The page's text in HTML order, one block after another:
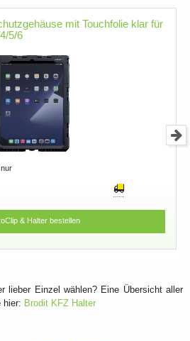
mit Touchfolie klar für
5/6
& Halter bestellen
lieber Einzel wählen? Eine Übersicht aller
hier: Brodit KFZ Halter